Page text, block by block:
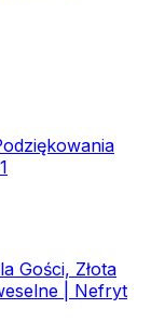
Gości, Złota
| Nefryt